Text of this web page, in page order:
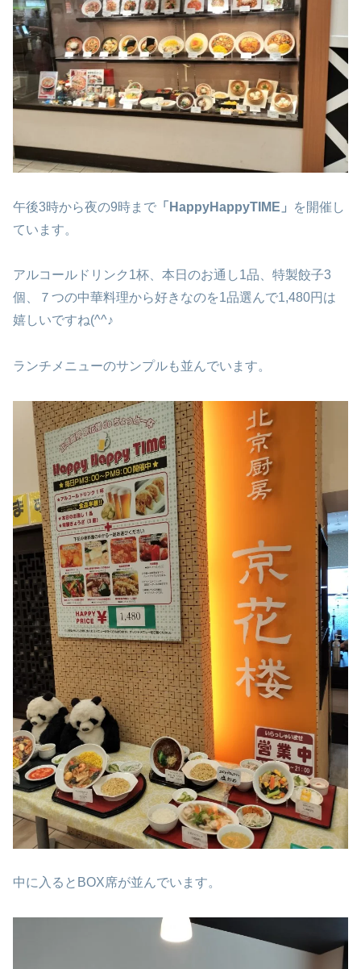
午後3時から夜の9時まで 「HappyHappyTIME」
を開催し
ています。
アルコールドリンク1杯、本日のお通し1品、特製餃子3
個、７つの中華料理から好きなのを1品選んで1,480円は
嬉しいですね(^^♪
ランチメニューのサンプルも並んでいます。
中に入るとBOX席が並んでいます。